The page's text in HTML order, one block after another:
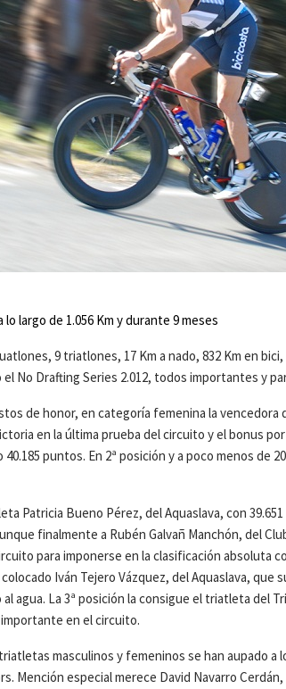
largo de 1.056 Km y durante 9 meses
9 triatlones, 17 Km a nado, 832 Km en
No Drafting Series 2.012, todos importantes y
de honor, en categoría femenina la
en la última prueba del circuito y el bonus
puntos. En 2ª posición y a poco menos de
Patricia Bueno Pérez, del Aquaslava, con
finalmente a Rubén Galvañ Manchón, del
para imponerse en la clasificación absoluta
Iván Tejero Vázquez, del Aquaslava,
agua. La 3ª posición la consigue el triatleta del
en el circuito.
masculinos y femeninos se han aupado
Mención especial merece David Navarro